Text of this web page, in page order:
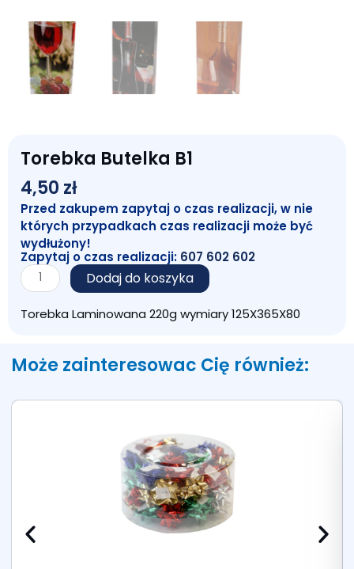
Torebka Butelka B1
4,50 zł
Przed zakupem zapytaj o czas realizacji, w nie
których przypadkach czas realizacji może być
wydłużony!
Zapytaj o czas realizacji: 607 602 602
ilość
Torebka
Butelka
Dodaj do koszyka
Torebka Laminowana 220g wymiary 125X365X80
Może zainteresowac Cię również: